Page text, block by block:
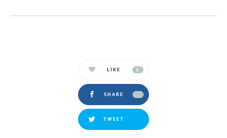
LIKE 1
SHARE
TWEET